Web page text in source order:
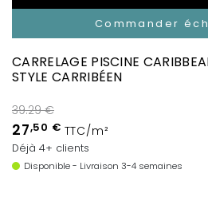
Commander
CARRELAGE PISCINE
STYLE CARRIBÉEN
39.29 €
27,50 € TTC/m²
Déjà 4+ clients
Disponible - Livraison 3-4 semaines